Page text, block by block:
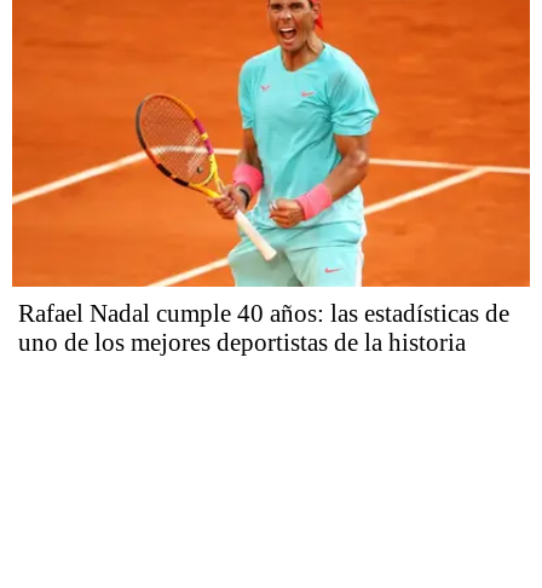
Rafael Nadal cumple 40 años: las estadísticas de
uno de los mejores deportistas de la historia